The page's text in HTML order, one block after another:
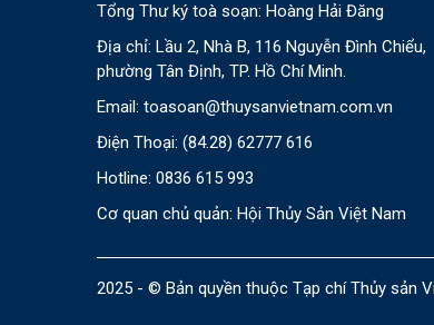
Tổng Thư ký toà soạn: Hoàng Hải Đăng
Địa chỉ: Lầu 2, Nhà B, 116 Nguyễn Đình Chiểu,
phường Tân Định, TP. Hồ Chí Minh.
Email: toasoan@thuysanvietnam.com.vn
Điện Thoại: (84.28) 62777 616
Hotline: 0836 615 993
Cơ quan chủ quản: Hội Thủy Sản Việt Nam
2025 - © Bản quyền thuộc Tạp chí Thủy sản